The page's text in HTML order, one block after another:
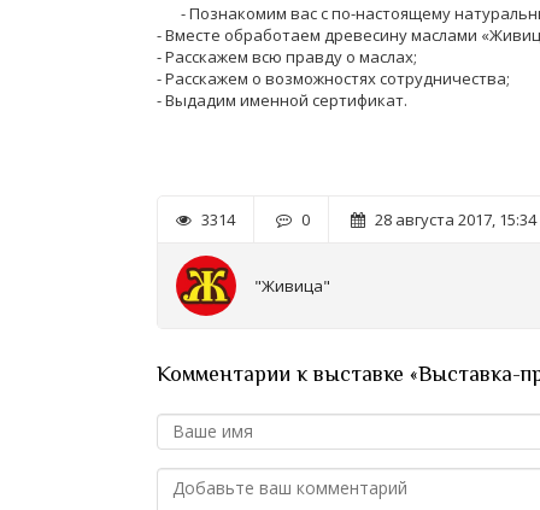
- Познакомим вас с по-настоящему
- Вместе обработаем древесину маслами
- Расскажем всю правду о маслах;
- Расскажем о возможностях сотрудничества;
- Выдадим именной сертификат.
3314 0 28 августа 2017, 15:34
"Живица"
Комментарии к выставке «Выставка-